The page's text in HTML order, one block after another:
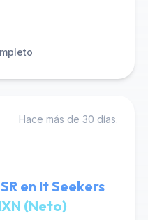
Hace más de 30 días.
en It Seekers
(Neto)